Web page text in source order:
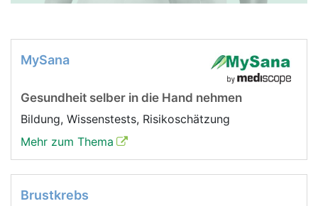
MySana
Gesundheit selber in die Hand nehmen
Bildung, Wissenstests, Risikoschätzung
Mehr zum Thema
Brustkrebs